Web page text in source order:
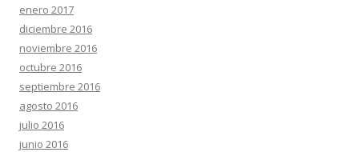
enero 2017
diciembre 2016
noviembre 2016
octubre 2016
septiembre 2016
agosto 2016
julio 2016
junio 2016